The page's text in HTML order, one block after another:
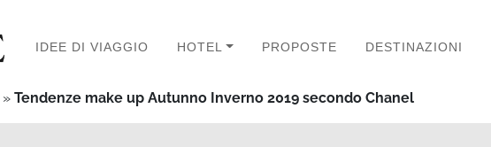
IDEE DI VIAGGIO HOTEL PROPOSTE DESTINAZIONI
» Tendenze make up Autunno Inverno 2019 secondo Chanel